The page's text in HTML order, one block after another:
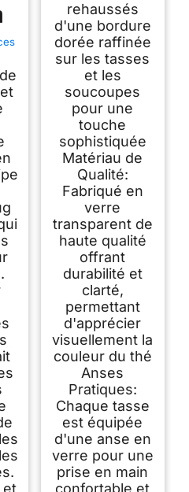
(4
et
rehaussés
d'une bordure
dorée raffinée
sur les tasses
et les
soucoupes
pour une
touche
sophistiquée
Matériau de
Qualité:
Fabriqué en
verre
transparent de
haute qualité
offrant
durabilité et
clarté,
permettant
d'apprécier
visuellement la
couleur du thé
Anses
Pratiques:
Chaque tasse
est équipée
d'une anse en
verre pour une
prise en main
confortable et